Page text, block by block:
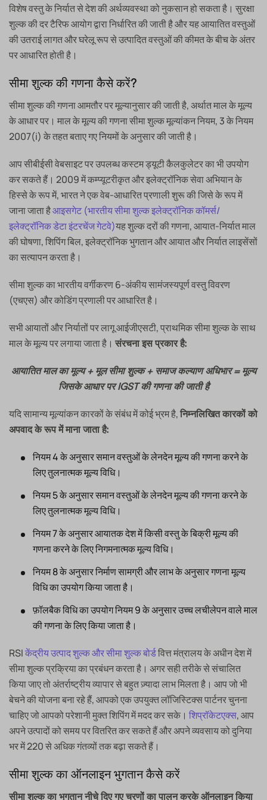
विशेष वस्तु के निर्यात से देश की अर्थव्यवस्था को नुकसान हो सकता है। सुरक्षा
शुल्क की दर टैरिफ आयोग द्वारा निर्धारित की जाती है और यह आयातित वस्तुओं
की उतराई लागत और घरेलू रूप से उत्पादित वस्तुओं की कीमत के बीच के अंतर
पर आधारित होती है।
सीमा शुल्क की गणना कैसे करें?
सीमा शुल्क की गणना आमतौर पर मूल्यानुसार की जाती है, अर्थात माल के मूल्य
के आधार पर। माल के मूल्य की गणना सीमा शुल्क मूल्यांकन नियम, 3 के नियम
2007(i) के तहत बताए गए नियमों के अनुसार की जाती है।
आप सीबीईसी वेबसाइट पर उपलब्ध कस्टम ड्यूटी कैलकुलेटर का भी उपयोग
कर सकते हैं। 2009 में कम्प्यूटरीकृत और इलेक्ट्रॉनिक सेवा अभियान के
हिस्से के रूप में, भारत ने एक वेब-आधारित प्रणाली शुरू की जिसे के रूप में
जाना जाता हैआइसगेट (भारतीय सीमा शुल्क इलेक्ट्रॉनिक कॉमर्स/
इलेक्ट्रॉनिक डेटा इंटरचेंज गेटवे)यह शुल्क दरों की गणना, आयात-निर्यात माल
की घोषणा, शिपिंग बिल, इलेक्ट्रॉनिक भुगतान और आयात और निर्यात लाइसेंसों
का सत्यापन करता है।
सीमा शुल्क का भारतीय वर्गीकरण 6-अंकीय सामंजस्यपूर्ण वस्तु विवरण
(एचएस) और कोडिंग प्रणाली पर आधारित है।
सभी आयातों और निर्यातों पर लागू आईजीएसटी, प्राथमिक सीमा शुल्क के साथ
माल के मूल्य पर लगाया जाता है। संरचना इस प्रकार है:
आयातित माल का मूल्य + मूल सीमा शुल्क + समाज कल्याण अधिभार = मूल्य
जिसके आधार पर IGST की गणना की जाती है
यदि सामान्य मूल्यांकन कारकों के संबंध में कोई भ्रम है, निम्नलिखित कारकों को
अपवाद के रूप में माना जाता है:
नियम 4 के अनुसार समान वस्तुओं के लेनदेन मूल्य की गणना करने के
लिए तुलनात्मक मूल्य विधि।
नियम 5 के अनुसार समान वस्तुओं के लेनदेन मूल्य की गणना करने के
लिए तुलनात्मक मूल्य विधि।
नियम 7 के अनुसार आयातक देश में किसी वस्तु के बिक्री मूल्य की
गणना करने के लिए निगमनात्मक मूल्य विधि।
नियम 8 के अनुसार निर्माण सामग्री और लाभ के अनुसार गणना मूल्य
विधि का उपयोग किया जाता है।
फ़ॉलबैक विधि का उपयोग नियम 9 के अनुसार उच्च लचीलेपन वाले माल
की गणना के लिए किया जाता है।
RSIकेंद्रीय उत्पाद शुल्क और सीमा शुल्क बोर्डवित्त मंत्रालय के अधीन देश में
सीमा शुल्क प्रक्रिया का प्रबंधन करता है। अगर सही तरीके से संचालित
किया जाए तो अंतर्राष्ट्रीय व्यापार से बहुत ज़्यादा लाभ मिलता है। आप जो भी
बेचने की योजना बना रहे हैं, आपको एक उपयुक्त लॉजिस्टिक्स पार्टनर चुनना
चाहिए जो आपको परेशानी मुक्त शिपिंग में मदद कर सके। शिप्रॉकेटएक्स, आप
अपने उत्पादों को समय पर वितरित कर सकते हैं और अपने व्यवसाय को दुनिया
भर में 220 से अधिक गंतव्यों तक बढ़ा सकते हैं।
सीमा शुल्क का ऑनलाइन भुगतान कैसे करें
सीमा शुल्क का भुगतान नीचे दिए गए चरणों का पालन करके ऑनलाइन किया